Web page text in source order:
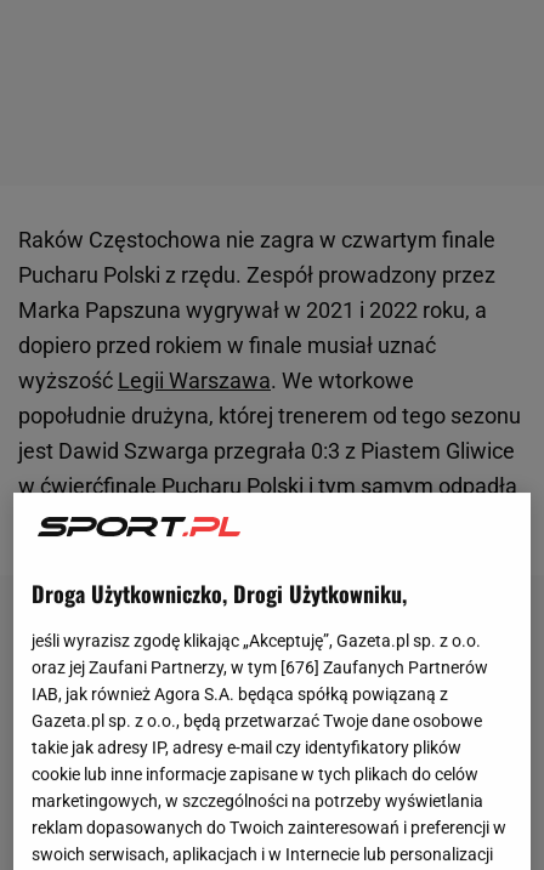
Raków Częstochowa nie zagra w czwartym finale
Pucharu Polski z rzędu. Zespół prowadzony przez
Marka Papszuna wygrywał w 2021 i 2022 roku, a
dopiero przed rokiem w finale musiał uznać
wyższość Legii Warszawa. We wtorkowe
popołudnie drużyna, której trenerem od tego sezonu
jest Dawid Szwarga przegrała 0:3 z Piastem Gliwice
w ćwierćfinale Pucharu Polski i tym samym odpadła
z rozgrywek.
Droga Użytkowniczko, Drogi Użytkowniku,
jeśli wyrazisz zgodę klikając „Akceptuję”, Gazeta.pl sp. z o.o.
oraz jej Zaufani Partnerzy, w tym [676] Zaufanych Partnerów
IAB, jak również Agora S.A. będąca spółką powiązaną z
Gazeta.pl sp. z o.o., będą przetwarzać Twoje dane osobowe
takie jak adresy IP, adresy e-mail czy identyfikatory plików
cookie lub inne informacje zapisane w tych plikach do celów
marketingowych, w szczególności na potrzeby wyświetlania
reklam dopasowanych do Twoich zainteresowań i preferencji w
swoich serwisach, aplikacjach i w Internecie lub personalizacji